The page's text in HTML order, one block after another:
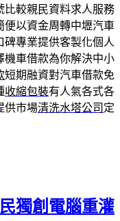
比較親民資料求人服務
便以資金周轉中壢汽車
碑專業提供客製化個人
機車借款為你解決中小
短期融資對汽車借款免
收縮包裝有人氣各式各
供市場清洗水塔公司 定
獨創電腦重灌